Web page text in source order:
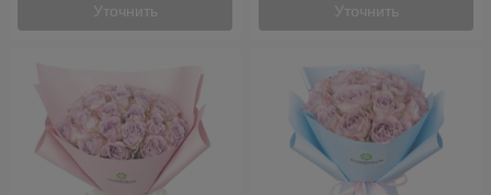
Уточнить Уточнить